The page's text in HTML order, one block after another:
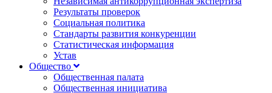
Результаты проверок
Социальная политика
Стандарты развития конкуренции
Статистическая информация
Устав
Общество
Общественная палата
Общественная инициатива